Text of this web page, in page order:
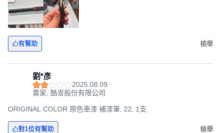
有幫助 檢舉
劉*彥
2025.08.09
賣家: 酷澎股份有限公司
ORIGINAL COLOR 原色車漆 補漆筆, 22, 1支
對1位有幫助 檢舉